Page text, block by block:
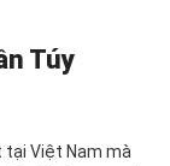
Túy
tại Việt Nam mà